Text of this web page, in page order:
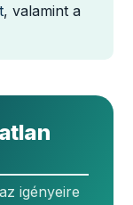
, valamint a
igényeire